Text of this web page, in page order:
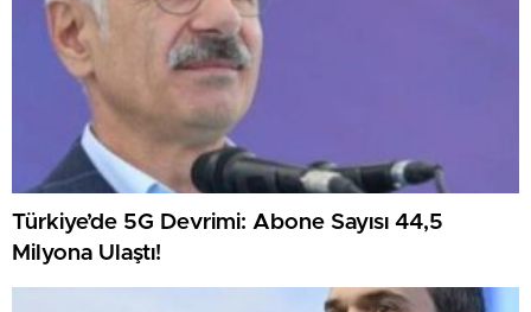
Türkiye’de 5G Devrimi: Abone Sayısı 44,5
Milyona Ulaştı!